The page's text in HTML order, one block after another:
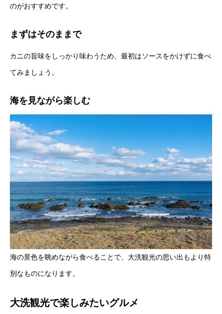
のがおすすめです。
まずはそのままで
カニの旨味をしっかり味わうため、最初はソースをかけずに食べ
てみましょう。
海を見ながら楽しむ
海の景色を眺めながら食べることで、大洗観光の思い出もより特
別なものになります。
大洗観光で楽しみたいグルメ